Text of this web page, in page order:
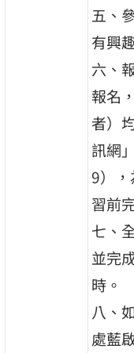
五、
有興
六、
報名
者）
訊網
9）
習前
七、
並完
時。
八、
處藍